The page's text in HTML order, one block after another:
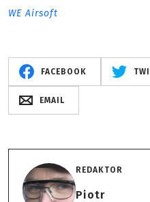
WE Airsoft
FACEBOOK
EMAIL
REDAKTOR
Piotr